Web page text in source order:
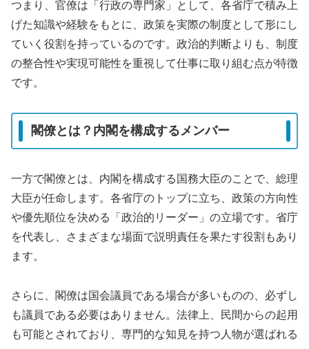
つまり、官僚は「行政の専門家」として、各省庁で積み上
げた知識や経験をもとに、政策を実際の制度として形にし
ていく役割を持っているのです。政治的判断よりも、制度
の整合性や実現可能性を重視して仕事に取り組む点が特徴
です。
閣僚とは？内閣を構成するメンバー
一方で閣僚とは、内閣を構成する国務大臣のことで、総理
大臣が任命します。各省庁のトップに立ち、政策の方向性
や優先順位を決める「政治的リーダー」の立場です。省庁
を代表し、さまざまな場面で説明責任を果たす役割もあり
ます。
さらに、閣僚は国会議員である場合が多いものの、必ずし
も議員である必要はありません。法律上、民間からの起用
も可能とされており、専門的な知見を持つ人物が選ばれる